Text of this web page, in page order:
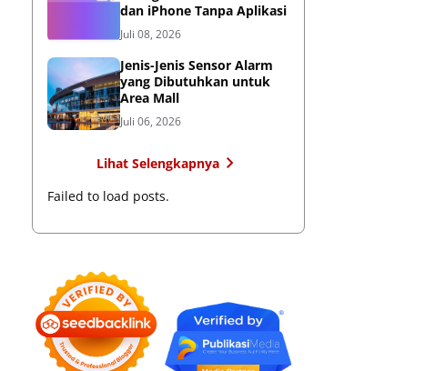
dan iPhone Tanpa Aplikasi
Juli 08, 2026
Jenis-Jenis Sensor Alarm
yang Dibutuhkan untuk
Area Mall
Juli 06, 2026
Lihat Selengkapnya
Failed to load posts.